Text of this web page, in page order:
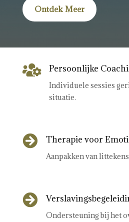
Ontdek Meer
 Persoonlijke
Individuele sessies
situatie.
 Therapie voor
Aanpakken van

Ondersteuning bij het